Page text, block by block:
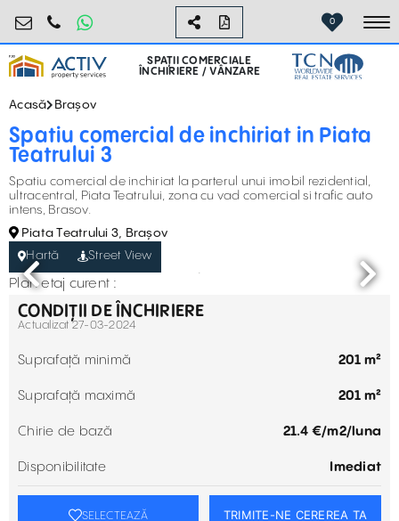
retail@activpropertyservices.ro
0730.000.076 0
SPAȚII COMERCIALE
ÎNCHIRIERE / VÂNZARE
Acasă Brașov
Spatiu comercial de inchiriat in Piata
Teatrului 3
Spatiu comercial de inchiriat la parterul unui imobil rezidential,
ultracentral, Piata Teatrului, zona cu vad comercial si trafic auto
intens, Brasov.
Piata Teatrului 3, Brașov
Hartă
Street View
Plan etaj curent :
CONDIȚII DE ÎNCHIRIERE
Actualizat 27-03-2024
Suprafață minimă 201 m²
Suprafață maximă 201 m²
Chirie de bază 21.4 €/m2/luna
Disponibilitate Imediat
SELECTEAZĂ TRIMITE-NE CEREREA TA